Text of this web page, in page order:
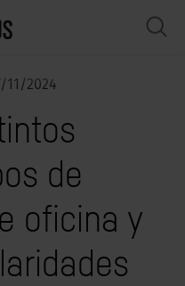
11/2024
de
oficina y